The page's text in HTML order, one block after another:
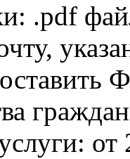
.pdf
от